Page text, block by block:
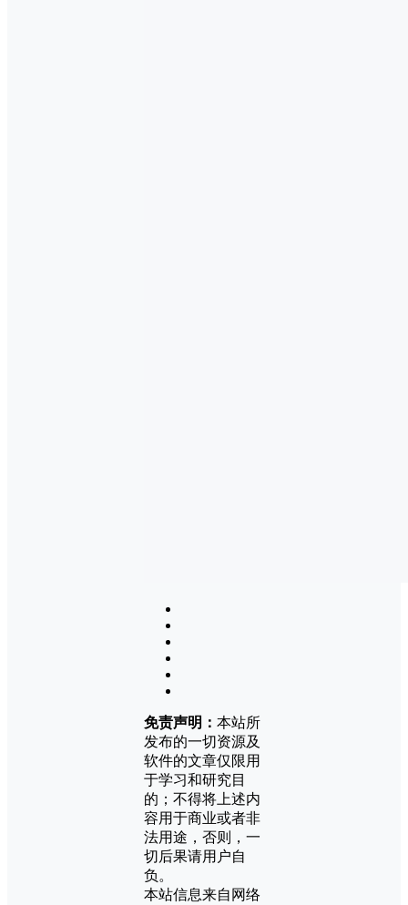
免责声明： 本站所
发布的一切资源及
软件的文章仅限用
于学习和研究目
的；不得将上述内
容用于商业或者非
法用途，否则，一
切后果请用户自
负。
本站信息来自网络